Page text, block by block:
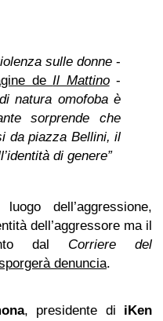
sulle donne-
deIl Mattino-
natura omofoba è
sorprende che
da piazza Bellini, il
di genere”
dell’aggressione,
dell’aggressore ma il
dal Corriere del
denuncia.
, presidente di iKen